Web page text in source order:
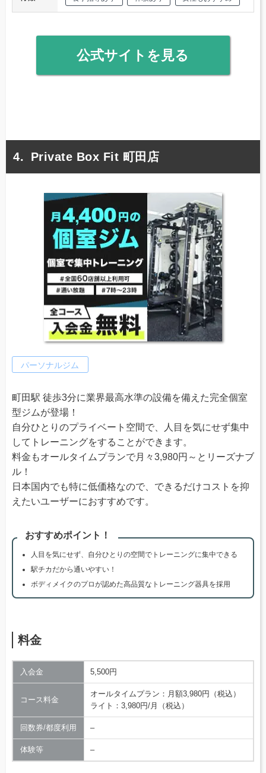
公式サイトを見る
Private Box Fit 町田店
パーソナルジム
町田駅 徒歩3分に業界最高水準の設備を備えた完全個室
型ジムが登場！
自分ひとりのプライベート空間で、人目を気にせず集中
してトレーニングをすることができます。
料金もオールタイムプランで月々3,980円～とリーズナブ
ル！
日本国内でも特に低価格なので、できるだけコストを抑
えたいユーザーにおすすめです。
おすすめポイント！
人目を気にせず、自分ひとりの空間でトレーニングに集中できる
駅チカだから通いやすい！
ボディメイクのプロが認めた高品質なトレーニング器具を採用
料金
入会金 5,500円
コース料金
オールタイムプラン：月額3,980円（税込）
ライト：3,980円/月（税込）
回数券/都度利用 –
体験等 –